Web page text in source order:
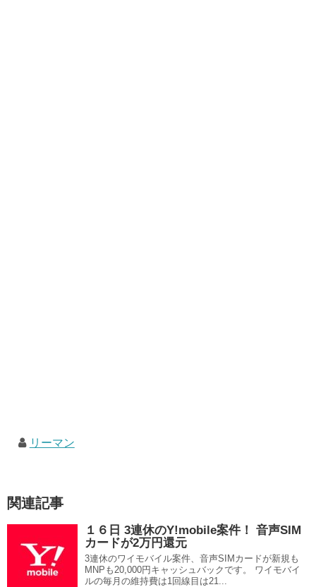
リーマン
関連記事
１６日 3連休のY!mobile案件！ 音声SIM
カードが2万円還元
3連休のワイモバイル案件、音声SIMカードが新規も
MNPも20,000円キャッシュバックです。 ワイモバイ
ルの毎月の維持費は1回線目は21...